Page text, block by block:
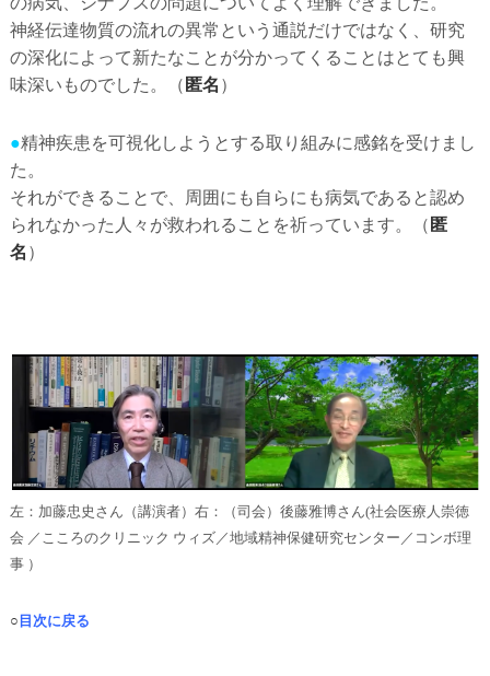
神経伝達物質の流れの異常という通説だけではなく、研究
の深化によって新たなことが分かってくることはとても興
味深いものでした。（ 匿名 ）
●精神疾患を可視化しようとする取り組みに感銘を受けまし
た。
それができることで、周囲にも自らにも病気であると認め
られなかった人々が救われることを祈っています。（ 匿
名 ）
左：加藤忠史さん（講演者）右：（司会）後藤雅博さん(社会医療人崇徳
会 ／こころのクリニック ウィズ／地域精神保健研究センター／コンボ理
事 ）
○ 目次に戻る